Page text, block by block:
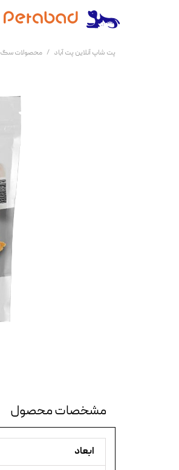
پت شاپ آنلاین پت آباد محصولات سگ
مشخصات محصول
ابعاد